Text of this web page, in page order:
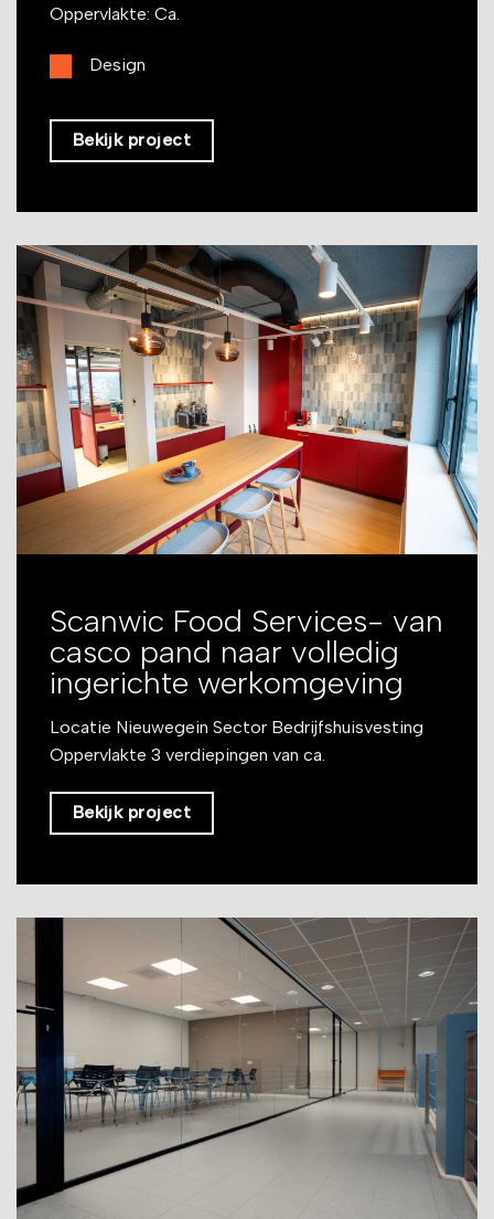
Oppervlakte: Ca.
Design
Bekijk project
Scanwic Food Services- van
casco pand naar volledig
ingerichte werkomgeving
Locatie Nieuwegein Sector Bedrijfshuisvesting
Oppervlakte 3 verdiepingen van ca.
Bekijk project